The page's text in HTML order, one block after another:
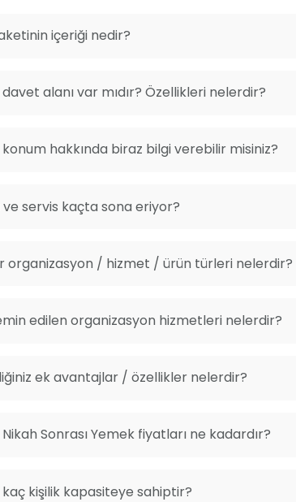
içeriği nedir?
alanı var mıdır? Özellikleri nelerdir?
hakkında biraz bilgi verebilir misiniz?
ve servis kaçta sona eriyor?
organizasyon / hizmet / ürün türleri nelerdir?
edilen organizasyon hizmetleri nelerdir?
ek avantajlar / özellikler nelerdir?
Sonrası Yemek fiyatları ne kadardır?
kaç kişilik kapasiteye sahiptir?